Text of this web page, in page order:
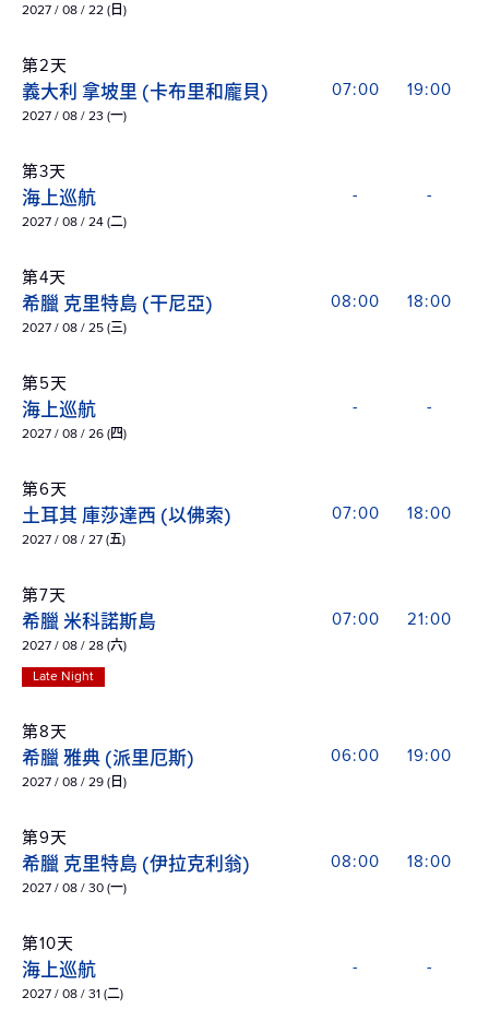
2027 / 08 / 22 (日)
第2天
義大利 拿坡里 (卡布里和龐貝)
2027 / 08 / 23 (一)
07:00 19:00
第3天
海上巡航
2027 / 08 / 24 (二)
- -
第4天
希臘 克里特島 (干尼亞)
2027 / 08 / 25 (三)
08:00 18:00
第5天
海上巡航
2027 / 08 / 26 (四)
- -
第6天
土耳其 庫莎達西 (以佛索)
2027 / 08 / 27 (五)
07:00 18:00
第7天
希臘 米科諾斯島
2027 / 08 / 28 (六)
Late Night
07:00 21:00
第8天
希臘 雅典 (派里厄斯)
2027 / 08 / 29 (日)
06:00 19:00
第9天
希臘 克里特島 (伊拉克利翁)
2027 / 08 / 30 (一)
08:00 18:00
第10天
海上巡航
2027 / 08 / 31 (二)
- -